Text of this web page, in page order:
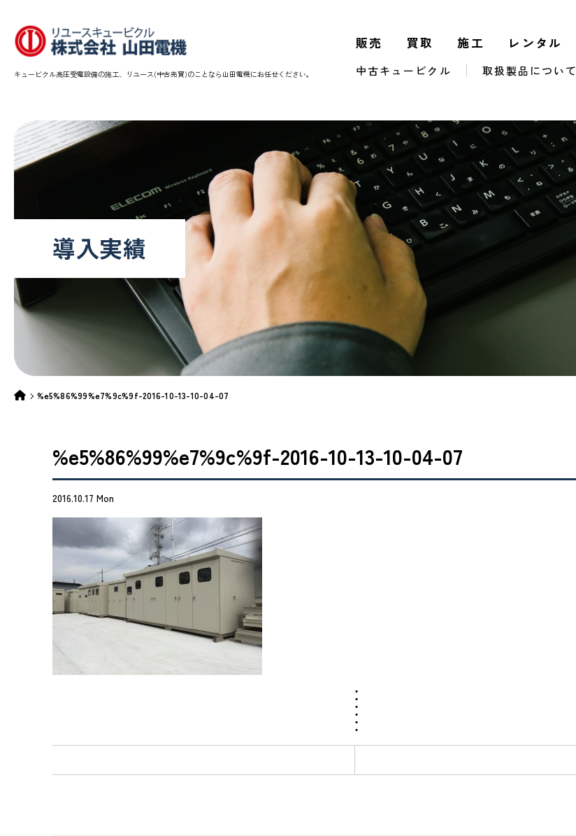
販売 買取 施工 レンタル
中古キュービクル 取扱製品について
キュービクル高圧受電設備の施工、リユース(中古売買)のことなら山田電機にお任せください。
導入実績
%e5%86%99%e7%9c%9f-2016-10-13-10-04-07
%e5%86%99%e7%9c%9f-2016-10-13-10-04-07
2016.10.17 Mon